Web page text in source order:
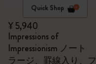
Quick Shop
¥ 5,940
Impressions of
Impressionism ノート
ラージ、罫線入り、フ